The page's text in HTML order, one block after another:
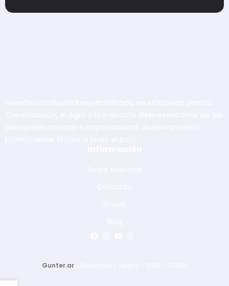
Gunter.ar| Desarrollo y Diseño – 2010 –